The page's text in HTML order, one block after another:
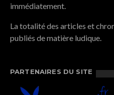
immédiatement.
La totalité des articles et
publiés de matière ludique.
PARTENAIRES DU SITE